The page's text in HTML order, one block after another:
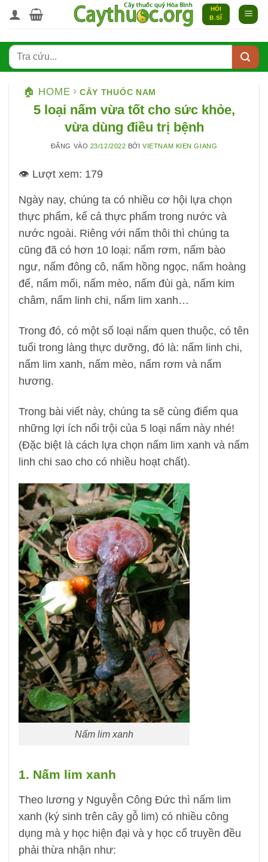
qua
dung
HỎI
B.SĨ
🏠 HOME CÂY THUỐC NAM
5 loại nấm vừa tốt cho sức khỏe,
vừa dùng điều trị bệnh
ĐĂNG VÀO 23/12/2022 BỞIVIETNAM KIEN GIANG
👁️ Lượt xem: 179
Ngày nay, chúng ta có nhiều cơ hội lựa chọn
thực phẩm, kể cả thực phẩm trong nước và
nước ngoài. Riêng với nấm thôi thì chúng ta
cũng đã có hơn 10 loại: nấm rơm, nấm bào
ngư, nấm đông cô, nấm hồng ngọc, nấm hoàng
đế, nấm mối, nấm mèo, nấm đùi gà, nấm kim
châm, nấm linh chi, nấm lim xanh…
Trong đó, có một số loại nấm quen thuộc, có tên
tuổi trong làng thực dưỡng, đó là: nấm linh chi,
nấm lim xanh, nấm mèo, nấm rơm và nấm
hương.
Trong bài viết này, chúng ta sẽ cùng điểm qua
những lợi ích nổi trội của 5 loại nấm này nhé!
(Đặc biệt là cách lựa chọn nấm lim xanh và nấm
linh chi sao cho có nhiều hoạt chất).
Nấm lim xanh
1. Nấm lim xanh
Theo lương y Nguyễn Công Đức thì nấm lim
xanh (ký sinh trên cây gỗ lim) có nhiều công
dụng mà y học hiện đại và y học cổ truyền đều
phải thừa nhận như: